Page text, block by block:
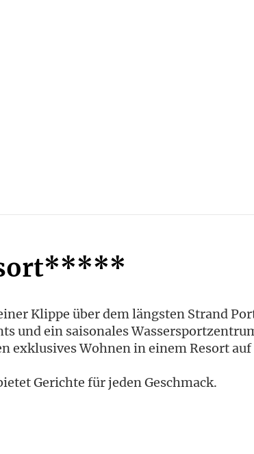
Klippe über dem längsten Strand
und ein saisonales
exklusives Wohnen in einem Resort
Gerichte für jeden Geschmack.